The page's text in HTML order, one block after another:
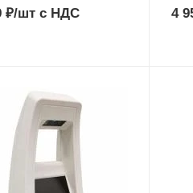
₽/шт с НДС 4